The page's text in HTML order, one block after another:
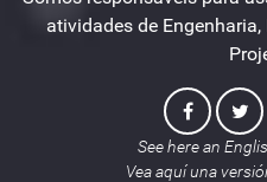
atividades de
See here an
Vea aquí una